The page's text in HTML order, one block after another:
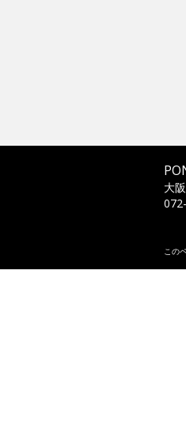
大
この